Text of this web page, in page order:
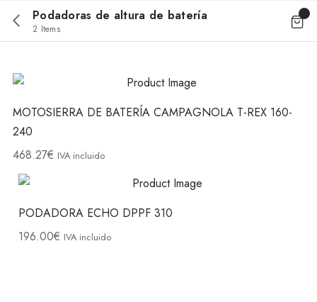
Podadoras de altura de batería
2 Items
MOTOSIERRA DE BATERÍA CAMPAGNOLA T-REX 160-
240
468.27€ IVA incluido
PODADORA ECHO DPPF 310
196.00€ IVA incluido